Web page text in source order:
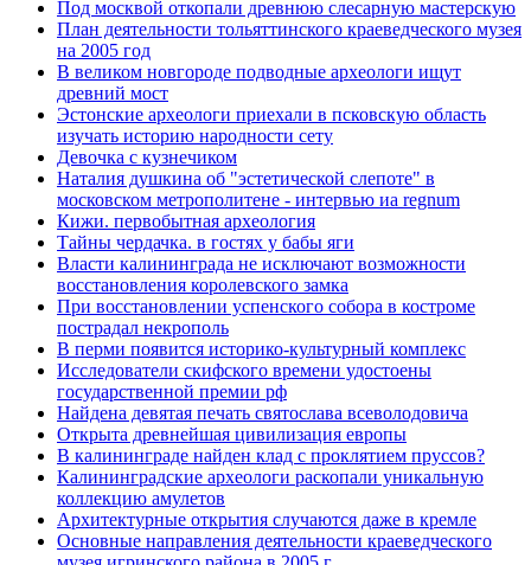
Под москвой откопали древнюю слесарную мастерскую
План деятельности тольяттинского краеведческого музея
на 2005 год
В великом новгороде подводные археологи ищут
древний мост
Эстонские археологи приехали в псковскую область
изучать историю народности сету
Девочка с кузнечиком
Наталия душкина об "эстетической слепоте" в
московском метрополитене - интервью иа regnum
Кижи. первобытная археология
Тайны чердачка. в гостях у бабы яги
Власти калининграда не исключают возможности
восстановления королевского замка
При восстановлении успенского собора в костроме
пострадал некрополь
В перми появится историко-культурный комплекс
Исследователи скифского времени удостоены
государственной премии рф
Найдена девятая печать святослава всеволодовича
Открыта древнейшая цивилизация европы
В калининграде найден клад с проклятием пруссов?
Калининградские археологи раскопали уникальную
коллекцию амулетов
Архитектурные открытия случаются даже в кремле
Основные направления деятельности краеведческого